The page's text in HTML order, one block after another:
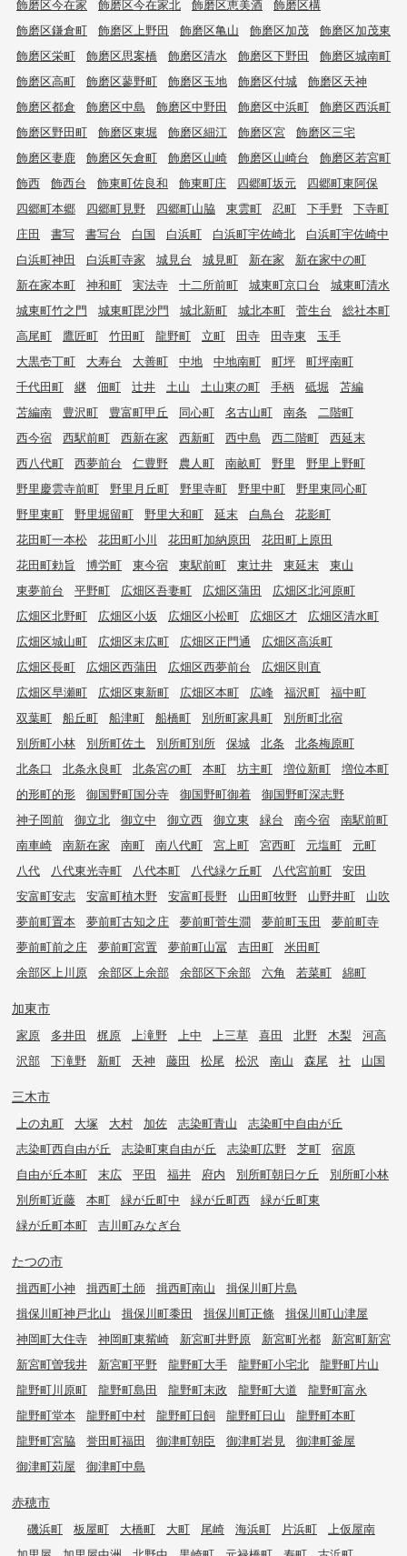
飾磨区今在家 飾磨区今在家北 飾磨区恵美酒
飾磨区構
飾磨区鎌倉町
飾磨区上野田 飾磨区亀山 飾磨区加茂
飾磨区加茂東
飾磨区栄町
飾磨区思案橋 飾磨区清水 飾磨区下野田
飾磨区城南町
飾磨区高町
飾磨区蓼野町 飾磨区玉地 飾磨区付城
飾磨区天神
飾磨区都倉
飾磨区中島 飾磨区中野田 飾磨区中浜町
飾磨区西浜町
飾磨区野田町
飾磨区東堀 飾磨区細江 飾磨区宮
飾磨区三宅
飾磨区妻鹿
飾磨区矢倉町 飾磨区山崎 飾磨区山崎台
飾磨区若宮町
飾西
飾西台 飾東町佐良和 飾東町庄 四郷町坂元
四郷町東阿保
四郷町本郷
四郷町見野 四郷町山脇 東雲町 忍町 下手野
下寺町
庄田
書写 書写台 白国 白浜町 白浜町宇佐崎北
白浜町宇佐崎中
白浜町神田
白浜町寺家 城見台 城見町 新在家
新在家中の町
新在家本町
神和町 実法寺 十二所前町 城東町京口台
城東町清水
城東町竹之門
城東町毘沙門 城北新町 城北本町 菅生台
総社本町
高尾町
鷹匠町 竹田町 龍野町 立町 田寺 田寺東
玉手
大黒壱丁町
大寿台 大善町 中地 中地南町 町坪
町坪南町
千代田町
継 佃町 辻井 土山 土山東の町 手柄 砥堀
苫編
苫編南
豊沢町 豊富町甲丘 同心町 名古山町 南条
二階町
西今宿
西駅前町 西新在家 西新町 西中島 西二階町
西延末
西八代町
西夢前台 仁豊野 農人町 南畝町 野里
野里上野町
野里慶雲寺前町
野里月丘町 野里寺町 野里中町
野里東同心町
野里東町
野里堀留町 野里大和町 延末 白鳥台
花影町
花田町一本松
花田町小川 花田町加納原田
花田町上原田
花田町勅旨
博労町 東今宿 東駅前町 東辻井 東延末
東山
東夢前台
平野町 広畑区吾妻町 広畑区蒲田
広畑区北河原町
広畑区北野町
広畑区小坂 広畑区小松町 広畑区才
広畑区清水町
広畑区城山町
広畑区末広町 広畑区正門通
広畑区高浜町
広畑区長町
広畑区西蒲田 広畑区西夢前台
広畑区則直
広畑区早瀬町
広畑区東新町 広畑区本町 広峰 福沢町
福中町
双葉町
船丘町 船津町 船橋町 別所町家具町
別所町北宿
別所町小林
別所町佐土 別所町別所 保城 北条
北条梅原町
北条口
北条永良町 北条宮の町 本町 坊主町 増位新町
増位本町
的形町的形
御国野町国分寺 御国野町御着
御国野町深志野
神子岡前
御立北 御立中 御立西 御立東 緑台 南今宿
南駅前町
南車崎
南新在家 南町 南八代町 宮上町 宮西町 元塩町
元町
八代
八代東光寺町 八代本町 八代緑ケ丘町 八代宮前町
安田
安富町安志
安富町植木野 安富町長野 山田町牧野 山野井町
山吹
夢前町置本
夢前町古知之庄 夢前町菅生澗 夢前町玉田
夢前町寺
夢前町前之庄
夢前町宮置 夢前町山冨 吉田町
米田町
余部区上川原
余部区上余部 余部区下余部 六角 若菜町 綿町
加東市
家原 多井田 梶原 上滝野 上中 上三草 喜田 北野 木梨
河高
沢部
下滝野 新町 天神 藤田 松尾 松沢 南山 森尾 社 山国
三木市
上の丸町 大塚 大村 加佐 志染町青山
志染町中自由が丘
志染町西自由が丘
志染町東自由が丘 志染町広野 芝町
宿原
自由が丘本町
末広 平田 福井 府内 別所町朝日ケ丘
別所町小林
別所町近藤
本町 緑が丘町中 緑が丘町西
緑が丘町東
緑が丘町本町
吉川町みなぎ台
たつの市
揖西町小神 揖西町土師 揖西町南山
揖保川町片島
揖保川町神戸北山
揖保川町黍田 揖保川町正條
揖保川町山津屋
神岡町大住寺
神岡町東觜崎 新宮町井野原 新宮町光都
新宮町新宮
新宮町曽我井
新宮町平野 龍野町大手 龍野町小宅北
龍野町片山
龍野町川原町
龍野町島田 龍野町末政 龍野町大道
龍野町富永
龍野町堂本
龍野町中村 龍野町日飼 龍野町日山
龍野町本町
龍野町宮脇
誉田町福田 御津町朝臣 御津町岩見
御津町釜屋
御津町苅屋
御津町中島
赤穂市
磯浜町 板屋町 大橋町 大町 尾崎 海浜町 片浜町
上仮屋南